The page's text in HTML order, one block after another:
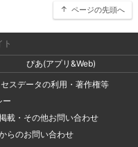
ページの先頭へ
ト
ぴあ(アプリ&Web)
スデータの利用・著作権等
ー
載・その他お問い合わせ
らのお問い合わせ